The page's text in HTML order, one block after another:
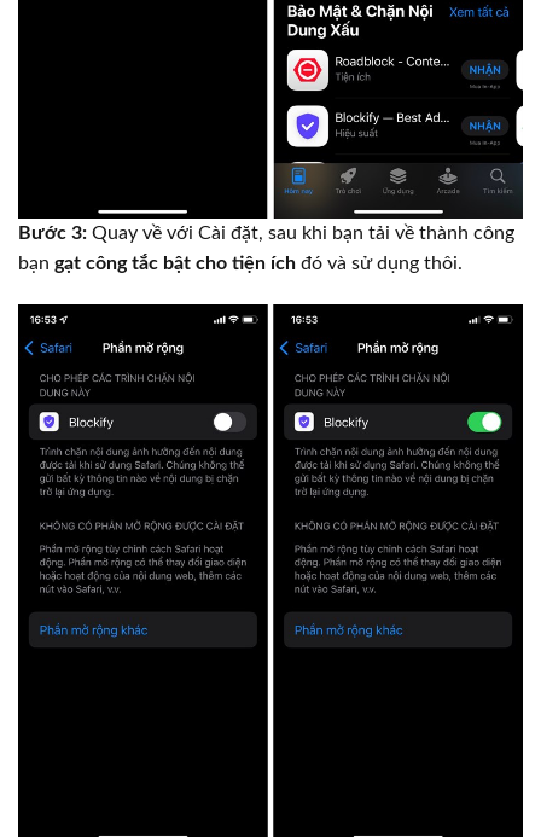
Bước 3: Quay về với Cài đặt, sau khi bạn tải về thành công
bạn gạt công tắc bật cho tiện ích đó và sử dụng thôi.